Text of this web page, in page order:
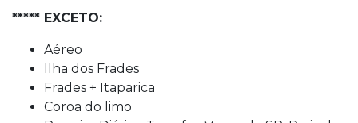
***** EXCETO:
Aéreo
Ilha dos Frades
Frades + Itaparica
Coroa do limo